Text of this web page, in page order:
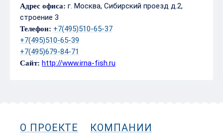
Адрес офиса: г. Москва, Сибирский проезд д.2,
строение 3
Телефон: +7(495)510-65-37
+7(495)510-65-39
+7(495)679-84-71
Сайт: http://www.irna-fish.ru
О ПРОЕКТЕ
КОМПАНИИ